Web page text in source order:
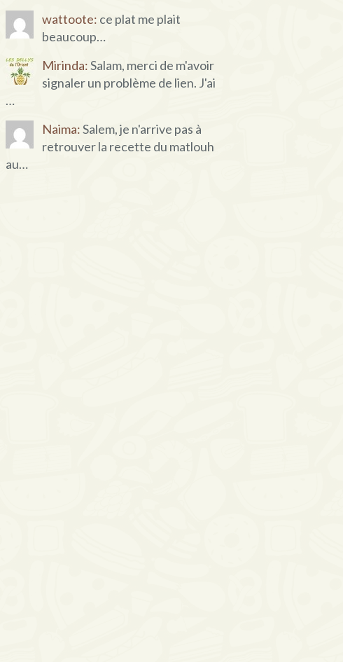
wattoote: ce plat me plait
beaucoup…
Mirinda:Salam, merci de m'avoir
signaler un problème de lien. J'ai
…
Naima:Salem, je n'arrive pas à
retrouver la recette du matlouh
au…